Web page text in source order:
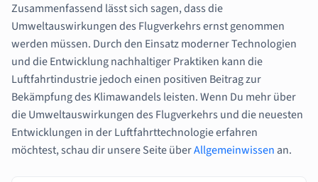
Zusammenfassend lässt sich sagen, dass die
Umweltauswirkungen des Flugverkehrs ernst genommen
werden müssen. Durch den Einsatz moderner Technologien
und die Entwicklung nachhaltiger Praktiken kann die
Luftfahrtindustrie jedoch einen positiven Beitrag zur
Bekämpfung des Klimawandels leisten. Wenn Du mehr über
die Umweltauswirkungen des Flugverkehrs und die neuesten
Entwicklungen in der Luftfahrttechnologie erfahren
möchtest, schau dir unsere Seite überAllgemeinwissen an.